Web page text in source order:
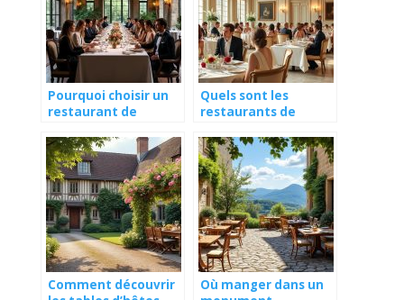
Pourquoi choisir un
restaurant de
événement privé ?
Quels sont les
restaurants de
prestigieux de
France ?
Comment découvrir
Où manger dans un